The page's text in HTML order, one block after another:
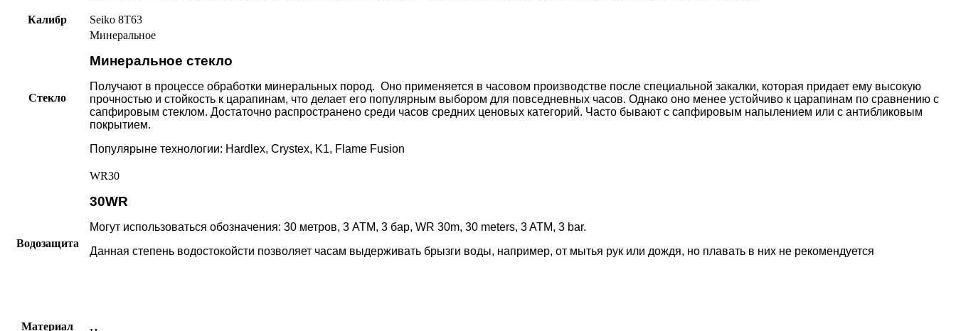
Калибр Seiko 8T63
Стекло
Минеральное
Минеральное стекло
Получают в процессе обработки минеральных пород. Оно применяется в часовом производстве после специальной закалки, которая придает ему высокую
прочностью и стойкость к царапинам, что делает его популярным выбором для повседневных часов. Однако оно менее устойчиво к царапинам по сравнению с
сапфировым стеклом. Достаточно распространено среди часов средних ценовых категорий. Часто бывают с сапфировым напылением или с антибликовым
покрытием.
Популярыне технологии: Hardlex, Crystex, K1, Flame Fusion
Водозащита
WR30
30WR
Могут использоваться обозначения: 30 метров, 3 АТМ, 3 бар, WR 30m, 30 meters, 3 ATM, 3 bar.
Данная степень водостокойсти позволяет часам выдерживать брызги воды, например, от мытья рук или дождя, но плавать в них не рекомендуется
Материал